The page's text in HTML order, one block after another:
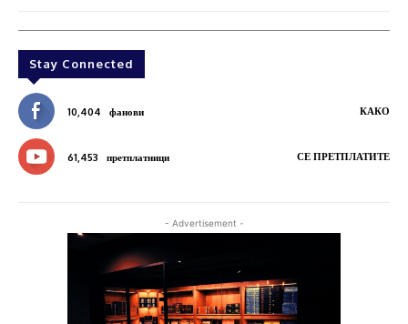
Stay Connected
10,404 фанови КАКО
61,453 претплатници СЕ ПРЕТПЛАТИТЕ
- Advertisement -